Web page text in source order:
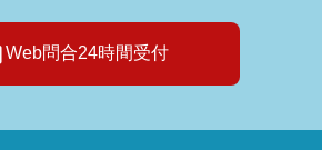
Web問合24時間受付